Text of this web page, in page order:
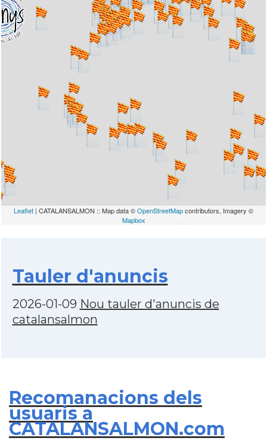
Leaflet | CATALANSALMON :: Map data ©OpenStreetMapcontributors, Imagery ©
Mapbox
Tauler d'anuncis
2026-01-09 Nou tauler d'anuncis de
catalansalmon
Recomanacions dels
usuaris a
CATALANSALMON.com